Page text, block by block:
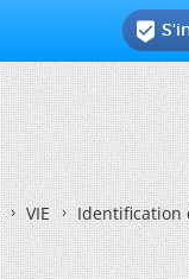

VIE Identification